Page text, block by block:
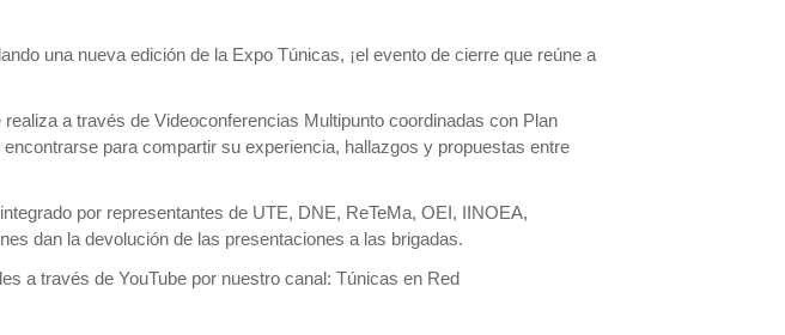
una nueva edición de la Expo Túnicas, ¡el evento de cierre que reúne a
a través de Videoconferencias Multipunto coordinadas con Plan
para compartir su experiencia, hallazgos y propuestas entre
por representantes de UTE, DNE, ReTeMa, OEI, IINOEA,
dan la devolución de las presentaciones a las brigadas.
a través de YouTube por nuestro canal: Túnicas en Red